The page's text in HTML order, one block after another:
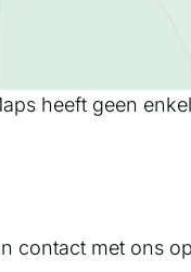
heeft geen
contact met ons